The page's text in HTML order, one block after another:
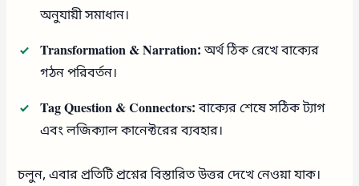
অনুযায়ী সমাধান।
Transformation & Narration:অর্থ ঠিক রেখে বাক্যের
গঠন পরিবর্তন।
Tag Question & Connectors:বাক্যের শেষে সঠিক ট্যাগ
এবং লজিক্যাল কানেক্টরের ব্যবহার।
চলুন, এবার প্রতিটি প্রশ্নের বিস্তারিত উত্তর দেখে নেওয়া যাক।